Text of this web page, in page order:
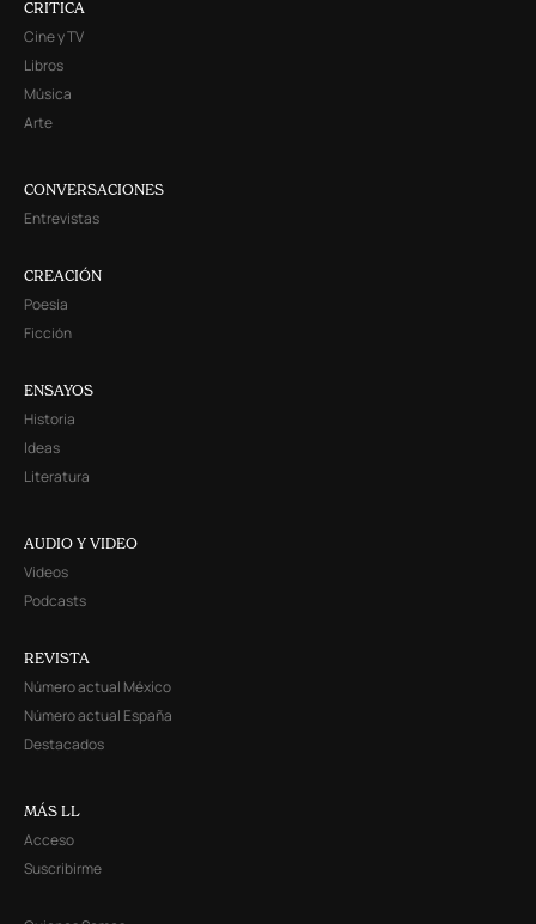
CRITICA
Cine y TV
Libros
Música
Arte
CONVERSACIONES
Entrevistas
CREACIÓN
Poesía
Ficción
ENSAYOS
Historia
Ideas
Literatura
AUDIO Y VIDEO
Videos
Podcasts
REVISTA
Número actual México
Número actual España
Destacados
MÁS LL
Acceso
Suscribirme